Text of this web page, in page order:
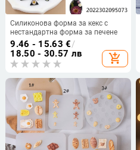
Силиконова форма за кекс с
нестандартна форма за печене
9.46 - 15.63 €/
18.50 - 30.57 лв
add_shopping_cart